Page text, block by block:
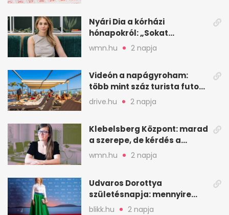
Nyári Dia a kórházi
hónapokról: „Sokat
veszekedtem Istennel”
wmn.hu 2 napja
Videón a napágyroham:
több mint száz turista futott
a helyekért Tenerifén
drive.hu 2 napja
Klebelsberg Központ: marad
a szerepe, de kérdés a
hitelessége
wmn.hu 2 napja
Udvaros Dorottya
születésnapja: mennyire
ismered a filmszerepeit?
blikk.hu 2 napja